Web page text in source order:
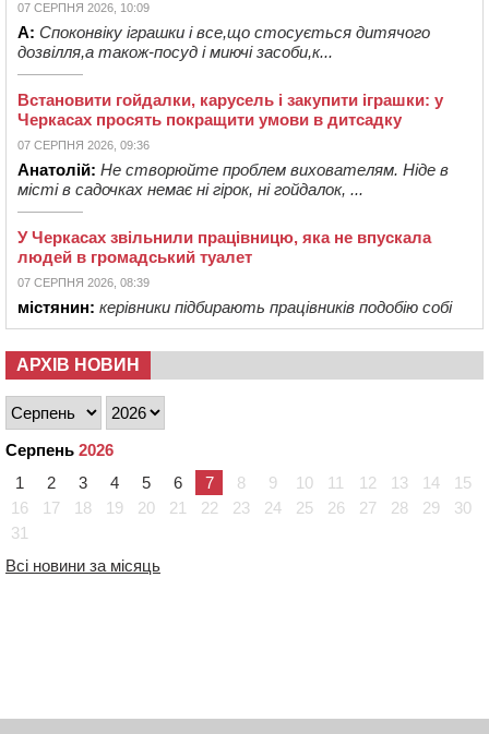
07 СЕРПНЯ 2026, 10:09
А: Споконвіку іграшки і все,що стосується дитячого
дозвілля,а також-посуд і миючі засоби,к...
Встановити гойдалки, карусель і закупити іграшки: у
Черкасах просять покращити умови в дитсадку
07 СЕРПНЯ 2026, 09:36
Анатолій: Не створюйте проблем вихователям. Ніде в
місті в садочках немає ні гірок, ні гойдалок, ...
У Черкасах звільнили працівницю, яка не впускала
людей в громадський туалет
07 СЕРПНЯ 2026, 08:39
містянин: керівники підбирають працівників подобію собі
АРХІВ НОВИН
Серпень 2026
1
2 3 4 5 6 7 8 9 10 11 12 13 14
15
16
17 18 19 20 21 22 23 24 25 26 27 28 29
30
31
Всі новини за місяць